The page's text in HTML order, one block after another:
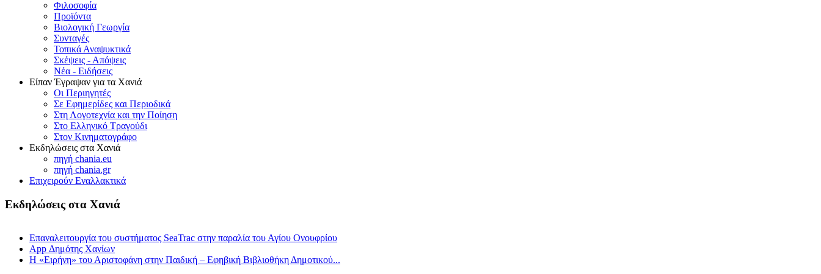
Φιλοσοφία
Προϊόντα
Βιολογική Γεωργία
Συνταγές
Τοπικά Αναψυκτικά
Σκέψεις - Απόψεις
Νέα - Ειδήσεις
Είπαν Έγραψαν για τα Χανιά
Οι Περιηγητές
Σε Εφημερίδες και Περιοδικά
Στη Λογοτεχνία και την Ποίηση
Στο Ελληνικό Τραγούδι
Στον Κινηματογράφο
Εκδηλώσεις στα Χανιά
πηγή chania.eu
πηγή chania.gr
Επιχειρούν Εναλλακτικά
Εκδηλώσεις στα Χανιά
Επαναλειτουργία του συστήματος SeaTrac στην παραλία του Αγίου Ονουφρίου
App Δημότης Χανίων
Η «Ειρήνη» του Αριστοφάνη στην Παιδική – Εφηβική Βιβλιοθήκη Δημοτικού...